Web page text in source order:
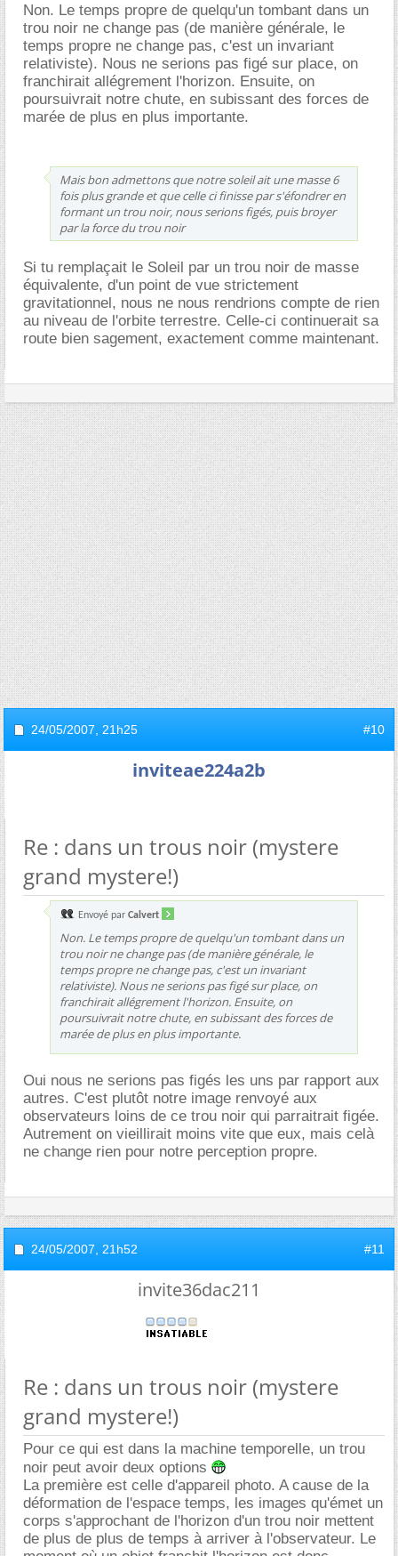
Non. Le temps propre de quelqu'un tombant dans un
trou noir ne change pas (de manière générale, le
temps propre ne change pas, c'est un invariant
relativiste). Nous ne serions pas figé sur place, on
franchirait allégrement l'horizon. Ensuite, on
poursuivrait notre chute, en subissant des forces de
marée de plus en plus importante.
Mais bon admettons que notre soleil ait une masse 6
fois plus grande et que celle ci finisse par s'éfondrer en
formant un trou noir, nous serions figés, puis broyer
par la force du trou noir
Si tu remplaçait le Soleil par un trou noir de masse
équivalente, d'un point de vue strictement
gravitationnel, nous ne nous rendrions compte de rien
au niveau de l'orbite terrestre. Celle-ci continuerait sa
route bien sagement, exactement comme maintenant.
24/05/2007, 21h25 #10
inviteae224a2b
Re : dans un trous noir (mystere
grand mystere!)
Envoyé par Calvert
Non. Le temps propre de quelqu'un tombant dans un
trou noir ne change pas (de manière générale, le
temps propre ne change pas, c'est un invariant
relativiste). Nous ne serions pas figé sur place, on
franchirait allégrement l'horizon. Ensuite, on
poursuivrait notre chute, en subissant des forces de
marée de plus en plus importante.
Oui nous ne serions pas figés les uns par rapport aux
autres. C'est plutôt notre image renvoyé aux
observateurs loins de ce trou noir qui parraitrait figée.
Autrement on vieillirait moins vite que eux, mais celà
ne change rien pour notre perception propre.
24/05/2007, 21h52 #11
invite36dac211
Re : dans un trous noir (mystere
grand mystere!)
Pour ce qui est dans la machine temporelle, un trou
noir peut avoir deux options
La première est celle d'appareil photo. A cause de la
déformation de l'espace temps, les images qu'émet un
corps s'approchant de l'horizon d'un trou noir mettent
de plus de plus de temps à arriver à l'observateur. Le